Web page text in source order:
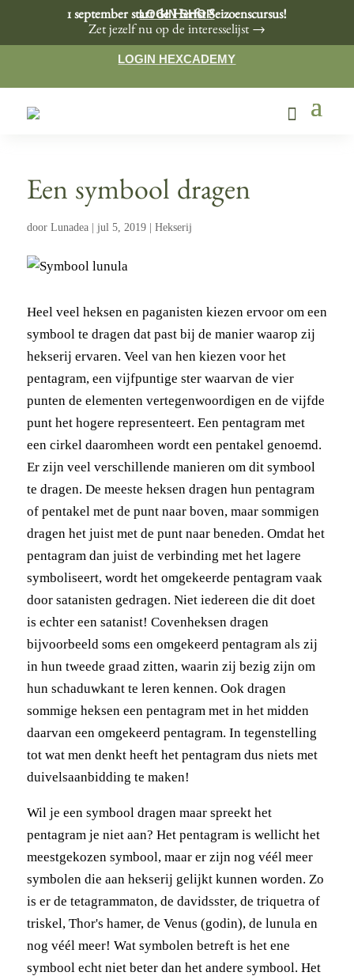
LOGIN SHOP
1 september start de Herfst Seizoenscursus!
Zet jezelf nu op de interesselijst →
LOGIN HEXCADEMY
Een symbool dragen
door Lunadea| jul 5, 2019| Hekserij
Heel veel heksen en paganisten kiezen ervoor om een
symbool te dragen dat past bij de manier waarop zij
hekserij ervaren. Veel van hen kiezen voor het
pentagram, een vijfpuntige ster waarvan de vier
punten de elementen vertegenwoordigen en de vijfde
punt het hogere representeert. Een pentagram met
een cirkel daaromheen wordt een pentakel genoemd.
Er zijn veel verschillende manieren om dit symbool
te dragen. De meeste heksen dragen hun pentagram
of pentakel met de punt naar boven, maar sommigen
dragen het juist met de punt naar beneden. Omdat het
pentagram dan juist de verbinding met het lagere
symboliseert, wordt het omgekeerde pentagram vaak
door satanisten gedragen. Niet iedereen die dit doet
is echter een satanist! Covenheksen dragen
bijvoorbeeld soms een omgekeerd pentagram als zij
in hun tweede graad zitten, waarin zij bezig zijn om
hun schaduwkant te leren kennen. Ook dragen
sommige heksen een pentagram met in het midden
daarvan een omgekeerd pentagram. In tegenstelling
tot wat men denkt heeft het pentagram dus niets met
duivelsaanbidding te maken!
Wil je een symbool dragen maar spreekt het
pentagram je niet aan? Het pentagram is wellicht het
meestgekozen symbool, maar er zijn nog véél meer
symbolen die aan hekserij gelijkt kunnen worden. Zo
is er de tetagrammaton, de davidsster, de triquetra of
triskel, Thor's hamer, de Venus (godin), de lunula en
nog véél meer! Wat symbolen betreft is het ene
symbool echt niet beter dan het andere symbool. Het